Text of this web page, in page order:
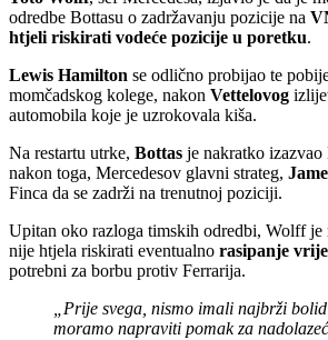
odredbe Bottasu o zadržavanju pozicije na
htjeli riskirati vodeće pozicije u poretku.
Lewis Hamilton se odlično probijao te
momčadskog kolege, nakon Vettelovog
automobila koje je uzrokovala kiša.
Na restartu utrke, Bottas je nakratko
nakon toga, Mercedesov glavni strateg,
Finca da se zadrži na trenutnoj poziciji.
Upitan oko razloga timskih odredbi, Wolff je
nije htjela riskirati eventualno rasipanje
potrebni za borbu protiv Ferrarija.
„Prije svega, nismo imali najbrži
moramo napraviti pomak za